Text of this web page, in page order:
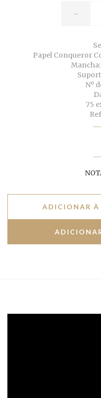
-
Papel Conqueror
Nº
75
ADICIONAR À